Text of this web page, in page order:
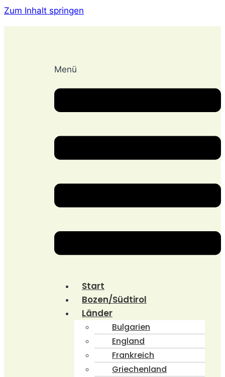
Zum Inhalt springen
Menü
Start
Bozen/Südtirol
Länder
Bulgarien
England
Frankreich
Griechenland